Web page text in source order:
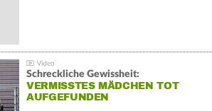
Schreckliche Gewissheit:
VERMISSTES MÄDCHEN TOT
AUFGEFUNDEN